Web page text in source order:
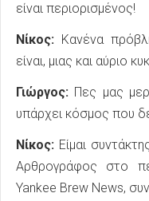
είναι περιορισμένος!
Νίκος: Κανένα
είναι, μιας και αύριο
Γιώργος: Πες μας
υπάρχει κόσμος που
Νίκος: Είμαι
Αρθρογράφος στο
Yankee Brew News,